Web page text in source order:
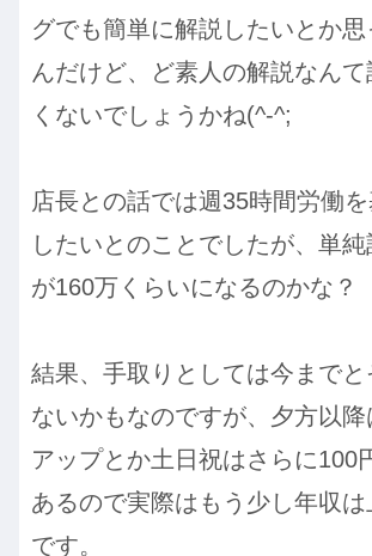
グでも簡単に解説したいとか思
んだけど、ど素人の解説なんて
くないでしょうかね(^-^;
店長との話では週35時間労働
したいとのことでしたが、単純
が160万くらいになるのかな？
結果、手取りとしては今までと
ないかもなのですが、夕方以降
アップとか土日祝はさらに100
あるので実際はもう少し年収
です。